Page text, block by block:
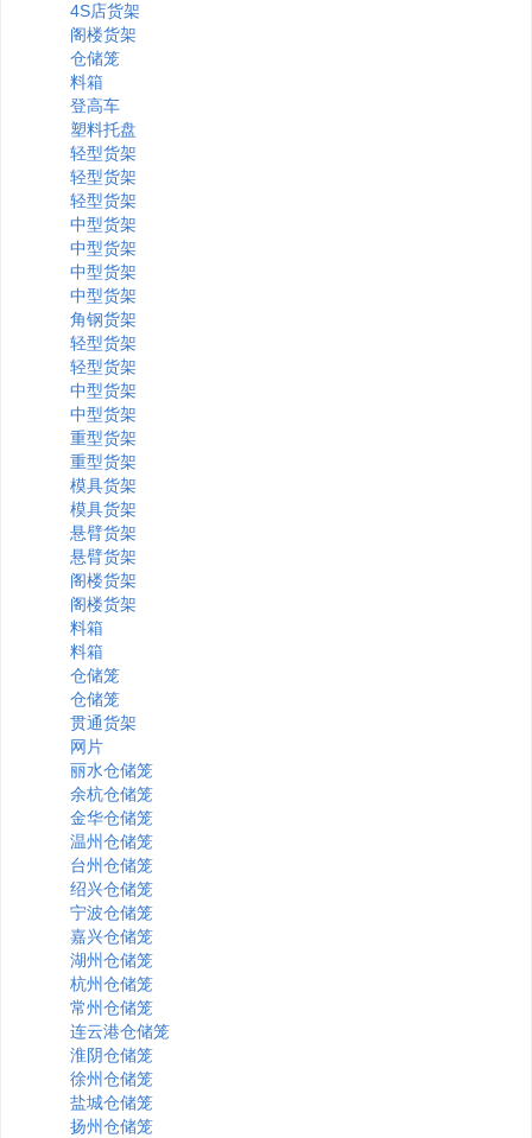
4S店货架
阁楼货架
仓储笼
料箱
登高车
塑料托盘
轻型货架
轻型货架
轻型货架
中型货架
中型货架
中型货架
中型货架
角钢货架
轻型货架
轻型货架
中型货架
中型货架
重型货架
重型货架
模具货架
模具货架
悬臂货架
悬臂货架
阁楼货架
阁楼货架
料箱
料箱
仓储笼
仓储笼
贯通货架
网片
丽水仓储笼
余杭仓储笼
金华仓储笼
温州仓储笼
台州仓储笼
绍兴仓储笼
宁波仓储笼
嘉兴仓储笼
湖州仓储笼
杭州仓储笼
常州仓储笼
连云港仓储笼
淮阴仓储笼
徐州仓储笼
盐城仓储笼
扬州仓储笼